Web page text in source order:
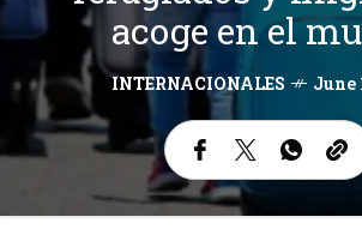
acoge en el
INTERNACIONALES June